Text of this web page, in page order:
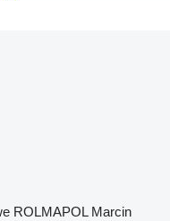
ROLMAPOL Marcin